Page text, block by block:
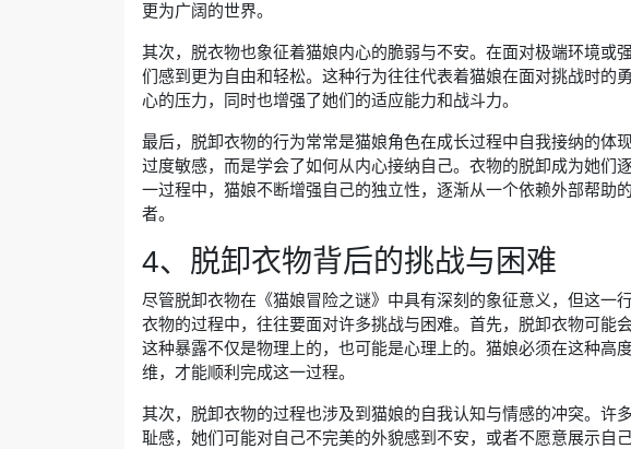
更为广阔的世界。
其次，脱衣物也象征着猫娘内心的脆弱与不安。在面对极端环境或
们感到更为自由和轻松。这种行为往往代表着猫娘在面对挑战时的
心的压力，同时也增强了她们的适应能力和战斗力。
最后，脱卸衣物的行为常常是猫娘角色在成长过程中自我接纳的体
过度敏感，而是学会了如何从内心接纳自己。衣物的脱卸成为她们
一过程中，猫娘不断增强自己的独立性，逐渐从一个依赖外部帮助
者。
4、脱卸衣物背后的挑战与困难
尽管脱卸衣物在《猫娘冒险之谜》中具有深刻的象征意义，但这一
衣物的过程中，往往要面对许多挑战与困难。首先，脱卸衣物可能
这种暴露不仅是物理上的，也可能是心理上的。猫娘必须在这种高
维，才能顺利完成这一过程。
其次，脱卸衣物的过程也涉及到猫娘的自我认知与情感的冲突。许
耻感，她们可能对自己不完美的外貌感到不安，或者不愿意展示自